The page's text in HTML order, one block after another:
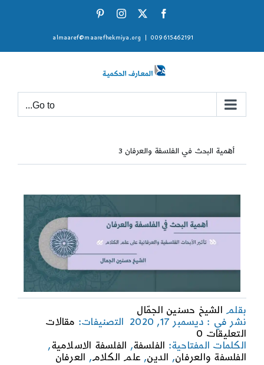
Facebook
X
Instagram
009615462191
almaaref@maarefhekmiya.org
Go to...
أهمية البحث في الفلسفة والعرفان 3
بقلم الشيخ حسنين الجمّال
نشر في : ديسمبر 17, 2020
التصنيفات: مقالات
التعليقات 0
on
أهمية
البحث
الكلمات المفتاحية: الفلسفة, الفلسفة الاسلامية,
الفلسفة والعرفان, الدين, علم الكلام, العرفان